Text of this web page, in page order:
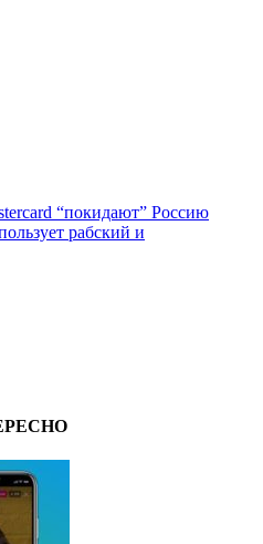
“покидают” Россию
рабский и